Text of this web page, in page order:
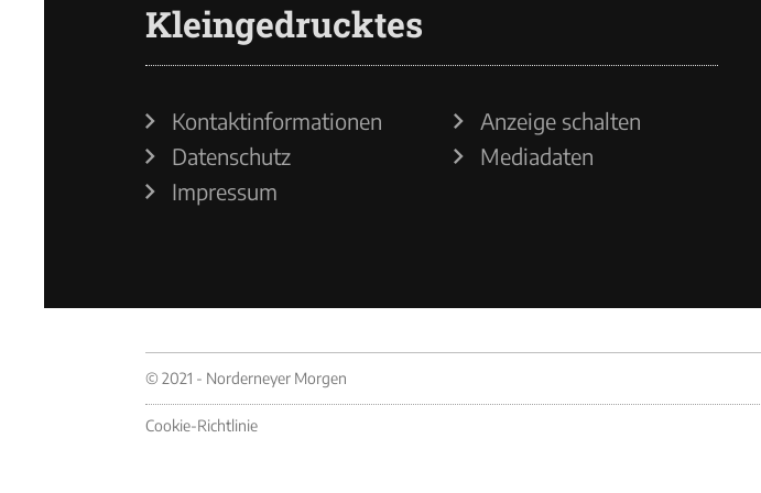
Kleingedrucktes
Kontaktinformationen
Datenschutz
Impressum
Anzeige schalten
Mediadaten
© 2021 - Norderneyer Morgen
Cookie-Richtlinie